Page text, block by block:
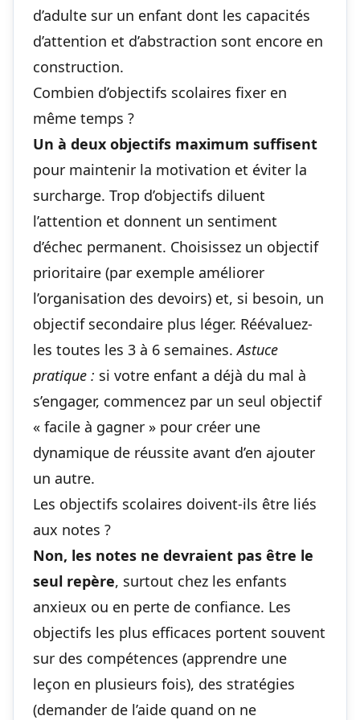
d’adulte sur un enfant dont les capacités
d’attention et d’abstraction sont encore en
construction.
Combien d’objectifs scolaires fixer en
même temps ?
Un à deux objectifs maximum suffisent
pour maintenir la motivation et éviter la
surcharge. Trop d’objectifs diluent
l’attention et donnent un sentiment
d’échec permanent. Choisissez un objectif
prioritaire (par exemple améliorer
l’organisation des devoirs) et, si besoin, un
objectif secondaire plus léger. Réévaluez-
les toutes les 3 à 6 semaines.Astuce
pratique : si votre enfant a déjà du mal à
s’engager, commencez par un seul objectif
« facile à gagner » pour créer une
dynamique de réussite avant d’en ajouter
un autre.
Les objectifs scolaires doivent-ils être liés
aux notes ?
Non, les notes ne devraient pas être le
seul repère, surtout chez les enfants
anxieux ou en perte de confiance. Les
objectifs les plus efficaces portent souvent
sur des compétences (apprendre une
leçon en plusieurs fois), des stratégies
(demander de l’aide quand on ne